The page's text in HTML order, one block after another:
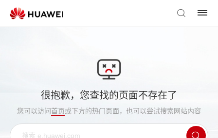
很抱歉，您查找的页面不存在了
您可以访问首页或下方的热门页面，也可以尝试搜索网站内容